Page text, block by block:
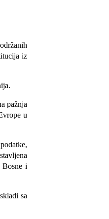
iz
pažnja
u
Bosne i
sa